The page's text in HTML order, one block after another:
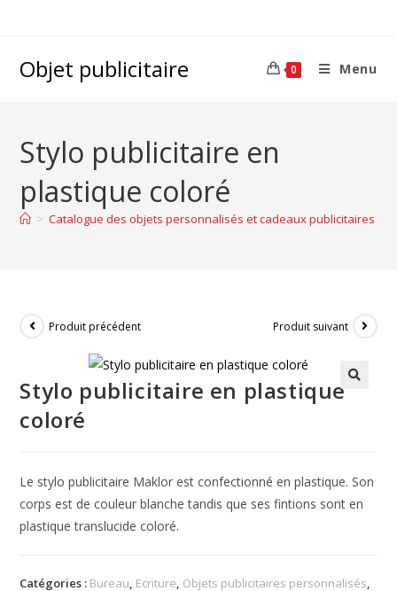
Objet publicitaire 0 Menu
Stylo publicitaire en
plastique coloré
> Catalogue des objets personnalisés et cadeaux publicitaires
Produit précédent Produit suivant
Stylo publicitaire en plastique
coloré
Le stylo publicitaire Maklor est confectionné en plastique. Son
corps est de couleur blanche tandis que ses fintions sont en
plastique translucide coloré.
Catégories : Bureau, Ecriture, Objets publicitaires personnalisés,